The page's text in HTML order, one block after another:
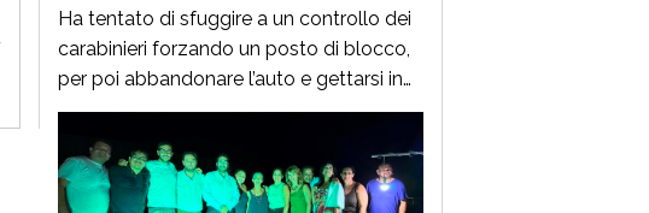
Ha tentato di sfuggire a un controllo dei
carabinieri forzando un posto di blocco,
per poi abbandonare l’auto e gettarsi in
mare. Un uomo di 36 anni, pregiudicato e
sottoposto alla sorveglianza speciale
con obbligo di dimora a Cosenza, è stato
arrestato in flagranza dai militari a San